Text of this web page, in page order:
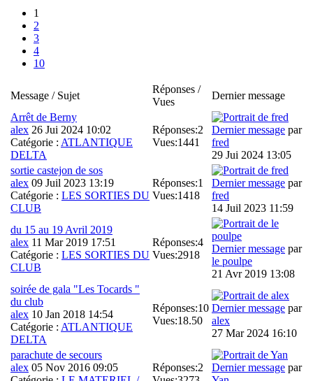
1
2
3
4
10
Message / Sujet
Réponses /
Vues
Dernier message
Arrêt de Berny
alex 26 Jui 2024 10:02
Catégorie : ATLANTIQUE
DELTA
Réponses:2
Vues:1441
Dernier message par
fred
29 Jui 2024 13:05
sortie castejon de sos
alex 09 Juil 2023 13:19
Catégorie : LES SORTIES DU
CLUB
Réponses:1
Vues:1418
Dernier message par
fred
14 Juil 2023 11:59
du 15 au 19 Avril 2019
alex 11 Mar 2019 17:51
Catégorie : LES SORTIES DU
CLUB
Réponses:4
Vues:2918
Dernier message par
le poulpe
21 Avr 2019 13:08
soirée de gala "Les Tocards "
du club
alex 10 Jan 2018 14:54
Catégorie : ATLANTIQUE
DELTA
Réponses:10
Vues:18.50
Dernier message par
alex
27 Mar 2024 16:10
parachute de secours
alex 05 Nov 2016 09:05
Réponses:2
Dernier message par